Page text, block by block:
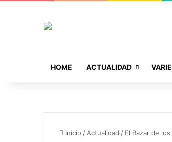
HOME ACTUALIDAD
Inicio / Actualidad / El Bazar de